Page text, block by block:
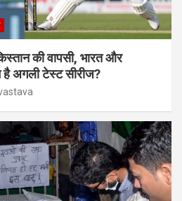
की वापसी, भारत और
अगली टेस्ट सीरीज?